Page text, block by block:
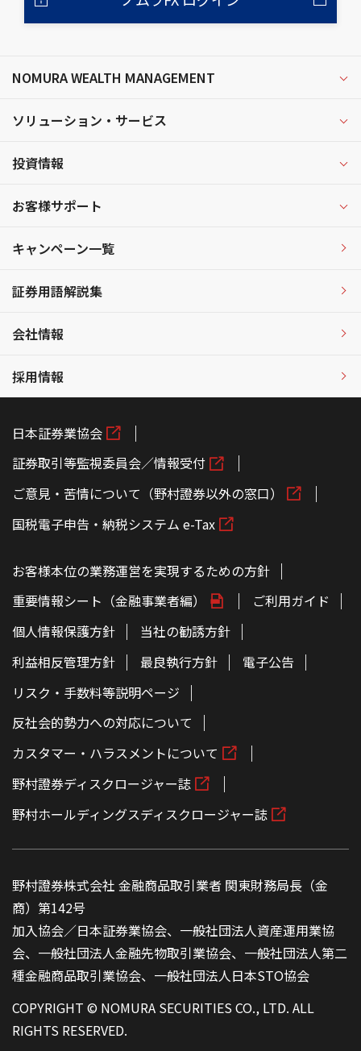
NOMURA WEALTH MANAGEMENT
ソリューション・サービス
投資情報
お客様サポート
キャンペーン一覧
証券用語解説集
会社情報
採用情報
日本証券業協会
証券取引等監視委員会／情報受付
ご意見・苦情について（野村證券以外の窓口）
国税電子申告・納税システム e-Tax
お客様本位の業務運営を実現するための方針
重要情報シート（金融事業者編）
ご利用ガイド
個人情報保護方針
当社の勧誘方針
利益相反管理方針
最良執行方針
電子公告
リスク・手数料等説明ページ
反社会的勢力への対応について
カスタマー・ハラスメントについて
野村證券ディスクロージャー誌
野村ホールディングスディスクロージャー誌
野村證券株式会社 金融商品取引業者 関東財務局長（金
商）第142号
加入協会／日本証券業協会、一般社団法人資産運用業協
会、一般社団法人金融先物取引業協会、一般社団法人第二
種金融商品取引業協会、一般社団法人日本STO協会
COPYRIGHT © NOMURA SECURITIES CO., LTD. ALL
RIGHTS RESERVED.